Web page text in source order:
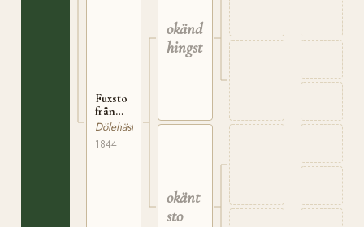
Fuxsto
från
Klokkeröd
i Berg,
av det
Dölehäst
1844
okänd
hingst
okänt
sto